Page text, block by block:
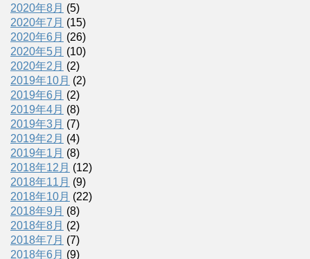
2020年8月 (5)
2020年7月 (15)
2020年6月 (26)
2020年5月 (10)
2020年2月 (2)
2019年10月 (2)
2019年6月 (2)
2019年4月 (8)
2019年3月 (7)
2019年2月 (4)
2019年1月 (8)
2018年12月 (12)
2018年11月 (9)
2018年10月 (22)
2018年9月 (8)
2018年8月 (2)
2018年7月 (7)
2018年6月 (9)